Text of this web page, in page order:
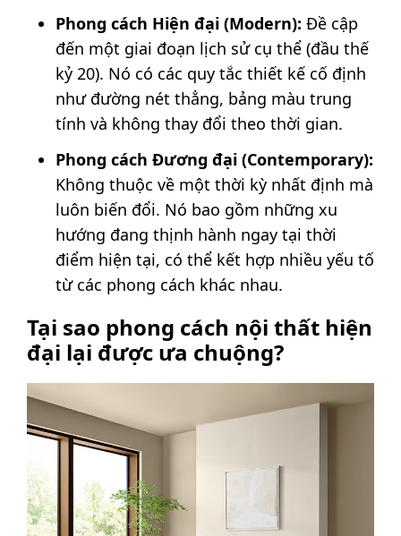
Phong cách Hiện đại (Modern): Đề cập
đến một giai đoạn lịch sử cụ thể (đầu thế
kỷ 20). Nó có các quy tắc thiết kế cố định
như đường nét thẳng, bảng màu trung
tính và không thay đổi theo thời gian.
Phong cách Đương đại (Contemporary):
Không thuộc về một thời kỳ nhất định mà
luôn biến đổi. Nó bao gồm những xu
hướng đang thịnh hành ngay tại thời
điểm hiện tại, có thể kết hợp nhiều yếu tố
từ các phong cách khác nhau.
Tại sao phong cách nội thất hiện
đại lại được ưa chuộng?